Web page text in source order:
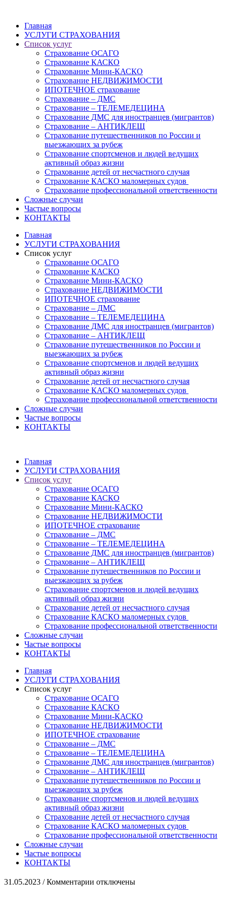
Главная
УСЛУГИ СТРАХОВАНИЯ
Список услуг
Страхование ОСАГО
Страхование КАСКО
Страхование Мини-КАСКО
Страхование НЕДВИЖИМОСТИ
ИПОТЕЧНОЕ страхование
Страхование – ДМС
Страхование – ТЕЛЕМЕДЕЦИНА
Страхование ДМС для иностранцев (мигрантов)
Страхование – АНТИКЛЕЩ
Страхование путешественников по России и
выезжающих за рубеж
Страхование спортсменов и людей ведущих
активный образ жизни
Страхование детей от несчастного случая
Страхование КАСКО маломерных судов
Страхование профессиональной ответственности
Сложные случаи
Частые вопросы
КОНТАКТЫ
Главная
УСЛУГИ СТРАХОВАНИЯ
Список услуг
Страхование ОСАГО
Страхование КАСКО
Страхование Мини-КАСКО
Страхование НЕДВИЖИМОСТИ
ИПОТЕЧНОЕ страхование
Страхование – ДМС
Страхование – ТЕЛЕМЕДЕЦИНА
Страхование ДМС для иностранцев (мигрантов)
Страхование – АНТИКЛЕЩ
Страхование путешественников по России и
выезжающих за рубеж
Страхование спортсменов и людей ведущих
активный образ жизни
Страхование детей от несчастного случая
Страхование КАСКО маломерных судов
Страхование профессиональной ответственности
Сложные случаи
Частые вопросы
КОНТАКТЫ
Главная
УСЛУГИ СТРАХОВАНИЯ
Список услуг
Страхование ОСАГО
Страхование КАСКО
Страхование Мини-КАСКО
Страхование НЕДВИЖИМОСТИ
ИПОТЕЧНОЕ страхование
Страхование – ДМС
Страхование – ТЕЛЕМЕДЕЦИНА
Страхование ДМС для иностранцев (мигрантов)
Страхование – АНТИКЛЕЩ
Страхование путешественников по России и
выезжающих за рубеж
Страхование спортсменов и людей ведущих
активный образ жизни
Страхование детей от несчастного случая
Страхование КАСКО маломерных судов
Страхование профессиональной ответственности
Сложные случаи
Частые вопросы
КОНТАКТЫ
Главная
УСЛУГИ СТРАХОВАНИЯ
Список услуг
Страхование ОСАГО
Страхование КАСКО
Страхование Мини-КАСКО
Страхование НЕДВИЖИМОСТИ
ИПОТЕЧНОЕ страхование
Страхование – ДМС
Страхование – ТЕЛЕМЕДЕЦИНА
Страхование ДМС для иностранцев (мигрантов)
Страхование – АНТИКЛЕЩ
Страхование путешественников по России и
выезжающих за рубеж
Страхование спортсменов и людей ведущих
активный образ жизни
Страхование детей от несчастного случая
Страхование КАСКО маломерных судов
Страхование профессиональной ответственности
Сложные случаи
Частые вопросы
КОНТАКТЫ
31.05.2023 / Комментарии котключены